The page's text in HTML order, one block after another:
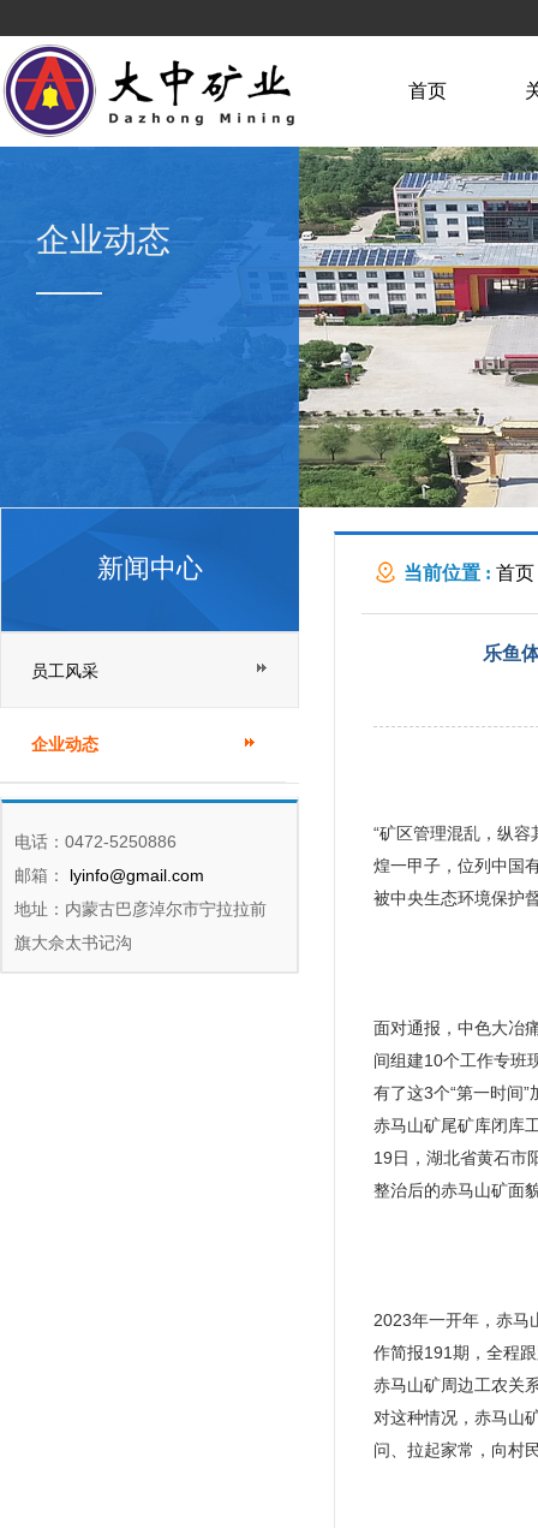
首页
企业动态
新闻中心
员工风采
企业动态
电话：0472-5250886
邮箱：
lyinfo@gmail.com
地址：内蒙古巴彦淖尔市宁拉拉前
旗大佘太书记沟
当前位置 : 首页
乐鱼
“矿区管理混乱，纵
煌一甲子，位列中国
被中央生态环境保护
面对通报，中色大冶
间组建10个工作专班
有了这3个“第一时间
赤马山矿尾矿库闭库
19日，湖北省黄石市
整治后的赤马山矿面
2023年一开年，赤马
作简报191期，全程
赤马山矿周边工农关
对这种情况，赤马山
问、拉起家常，向村